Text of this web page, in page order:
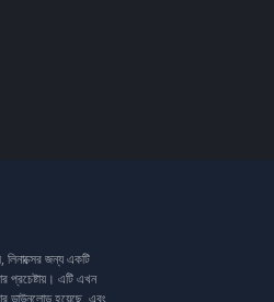
জন্য একটি
প্রচেষ্টায়। এটি এখন
ডাউনলোড হয়েছে, এবং